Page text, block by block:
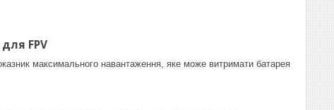
FPV
максимального навантаження, яке може витримати батарея